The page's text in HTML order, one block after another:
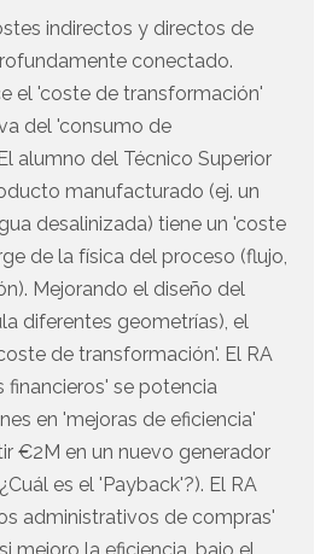
indirectos y directos de
conectado.
el 'coste de transformación'
del 'consumo de
alumno del Técnico Superior
manufacturado (ej. un
desalinizada) tiene un 'coste
de la física del proceso (flujo,
Mejorando el diseño del
diferentes geometrías), el
de transformación'. El RA
financieros' se potencia
en 'mejoras de eficiencia'
€2M en un nuevo generador
es el 'Payback'?). El RA
administrativos de compras'